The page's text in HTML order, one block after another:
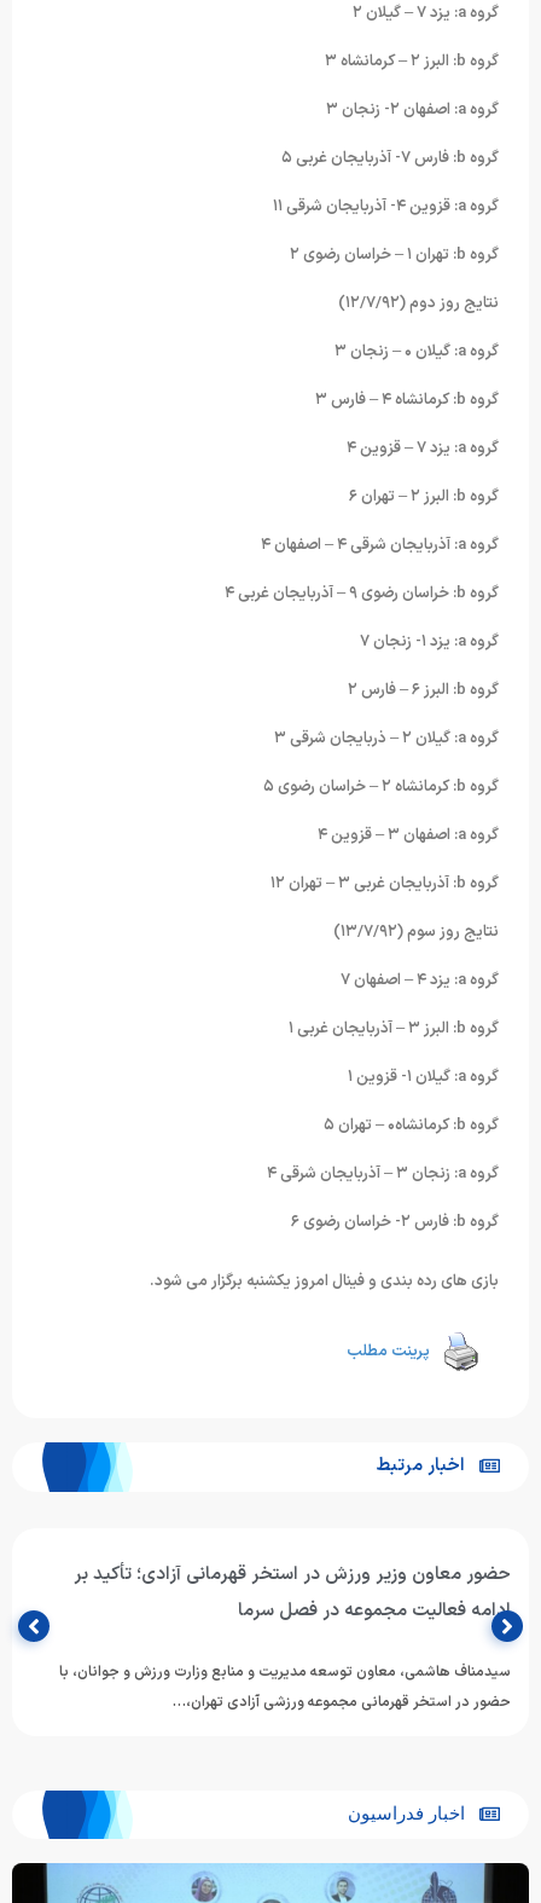
گروه a: یزد ٧ – گیلان ٢
گروه b: البرز ٢ – کرمانشاه ٣
گروه a: اصفهان ٢- زنجان ٣
گروه b: فارس ٧- آذربایجان غربی ۵
گروه a: قزوین ۴- آذربایجان شرقی ١١
گروه b: تهران ١ – خراسان رضوی ٢
نتایج روز دوم (١٢/٧/٩٢)
گروه a: گیلان ۰ – زنجان ٣
گروه b: کرمانشاه ۴ – فارس ٣
گروه a: یزد ٧ – قزوین ۴
گروه b: البرز ٢ – تهران ۶
گروه a: آذربایجان شرقی ۴ – اصفهان ۴
گروه b: خراسان رضوی ٩ – آذربایجان غربی ۴
گروه a: یزد ١- زنجان ٧
گروه b: البرز ۶ – فارس ٢
گروه a: گیلان ٢ – ذربایجان شرقی ٣
گروه b: کرمانشاه ٢ – خراسان رضوی ۵
گروه a: اصفهان ٣ – قزوین ۴
گروه b: آذربایجان غربی ٣ – تهران ١٢
نتایج روز سوم (١٣/٧/٩٢)
گروه a: یزد ۴ – اصفهان ٧
گروه b: البرز ٣ – آذربایجان غربی ١
گروه a: گیلان ١- قزوین ١
گروه b: کرمانشاه۰ – تهران ۵
گروه a: زنجان ٣ – آذربایجان شرقی ۴
گروه b: فارس ٢- خراسان رضوی ۶
بازی های رده بندی و فینال امروز یکشنبه برگزار می شود.
پرینت مطلب
اخبار مرتبط
حضور معاون وزیر ورزش در استخر قهرمانی آزادی؛ تأکید بر
ادامه فعالیت مجموعه در فصل سرما
سیدمناف هاشمی، معاون توسعه مدیریت و منابع وزارت ورزش و جوانان، با
حضور در استخر قهرمانی مجموعه ورزشی آزادی تهران،…
اخبار فدراسیون